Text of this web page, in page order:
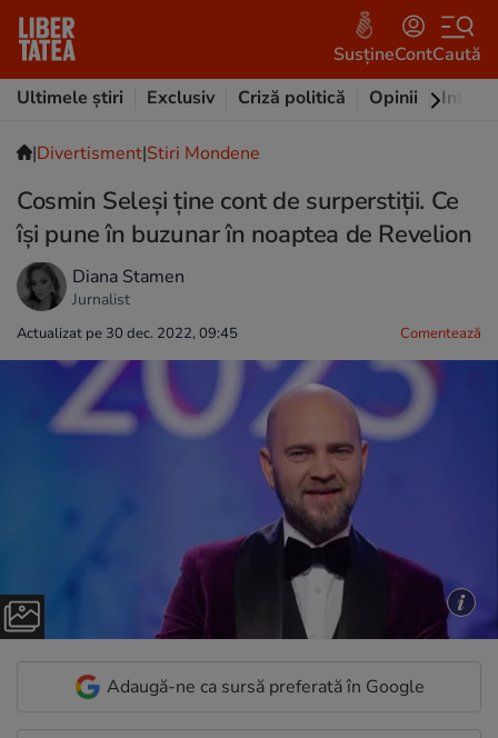
SusțineContCaută
Ultimele știri
Exclusiv Criză politică Opinii
|Divertisment|Stiri Mondene
Cosmin Seleși ține cont de surperstiții. Ce
își pune în buzunar în noaptea de Revelion
Diana Stamen
Jurnalist
Actualizat pe 30 dec. 2022, 09:45 Comentează
Adaugă-ne ca sursă preferată în Google